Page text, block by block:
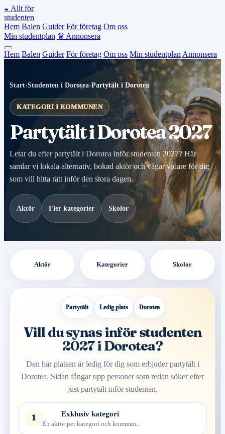
◒ Allt för
studenten
Hem Balen Guider För företag Om oss
Min studentplan ♛ Annonsera
Hem Balen Guider För företag Om oss Min studentplan Annonsera
Start›Studenten i Dorotea›Partytält i Dorotea
KATEGORI I KOMMUNEN
Partytält i Dorotea 2027
Letar du efter partytält i Dorotea inför studenten 2027? Här
samlar vi lokala alternativ, bokad aktör och vägar vidare för dig
som vill hitta rätt inför den stora dagen.
Aktör Fler kategorier Skolor
Aktör Kategorier Skolor
Partytält Ledig plats Dorotea
Vill du synas inför studenten
2027 i Dorotea?
Den här platsen är ledig för dig som erbjuder partytält i
Dorotea. Sidan fångar upp personer som redan söker efter
just partytält inför studenten.
1 Exklusiv kategori
En aktör per kategori och kommun.